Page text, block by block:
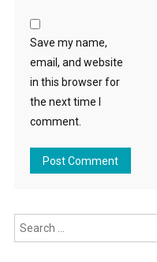
Save my name,
email, and website
in this browser for
the next time I
comment.